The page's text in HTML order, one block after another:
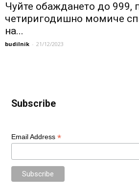
Чуйте обаждането до 999,
четиригодишно момиче
на...
budilnik - 21/12/2023
Subscribe
Email Address *